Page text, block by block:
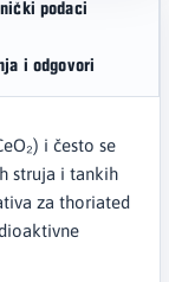
podaci
i odgovori
i često se
struja i tankih
za thoriated